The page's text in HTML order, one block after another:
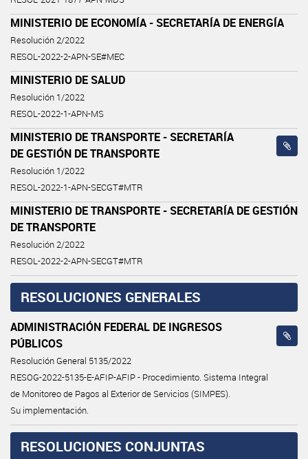
MINISTERIO DE ECONOMÍA - SECRETARÍA DE ENERGÍA
Resolución 2/2022
RESOL-2022-2-APN-SE#MEC
MINISTERIO DE SALUD
Resolución 1/2022
RESOL-2022-1-APN-MS
MINISTERIO DE TRANSPORTE - SECRETARÍA
DE GESTIÓN DE TRANSPORTE
Resolución 1/2022
RESOL-2022-1-APN-SECGT#MTR
MINISTERIO DE TRANSPORTE - SECRETARÍA DE GESTIÓN
DE TRANSPORTE
Resolución 2/2022
RESOL-2022-2-APN-SECGT#MTR
RESOLUCIONES GENERALES
ADMINISTRACIÓN FEDERAL DE INGRESOS
PÚBLICOS
Resolución General 5135/2022
RESOG-2022-5135-E-AFIP-AFIP - Procedimiento. Sistema Integral
de Monitoreo de Pagos al Exterior de Servicios (SIMPES).
Su implementación.
RESOLUCIONES CONJUNTAS